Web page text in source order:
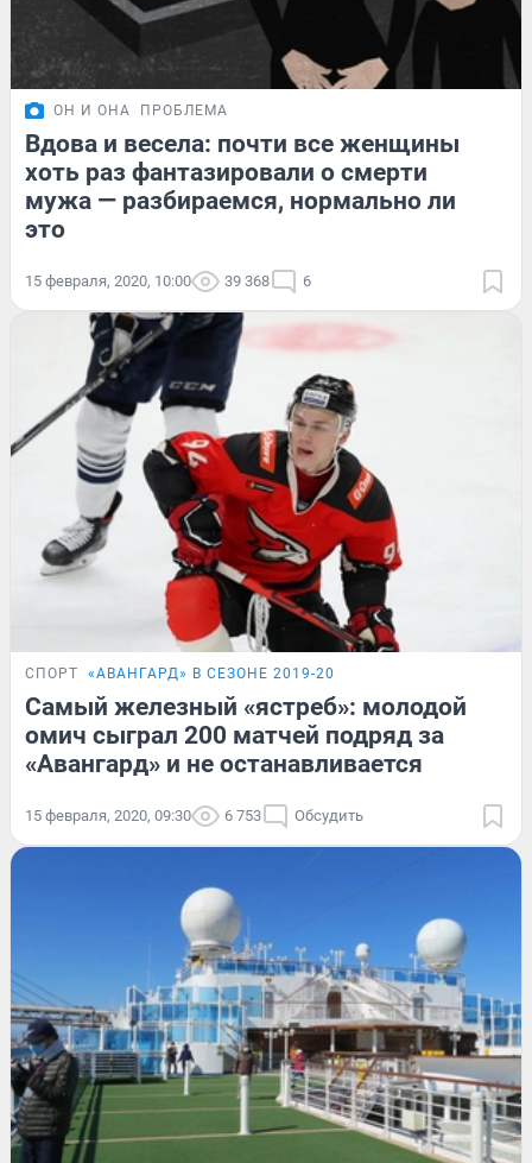
ОН И ОНА ПРОБЛЕМА
Вдова и весела: почти все женщины
хоть раз фантазировали о смерти
мужа — разбираемся, нормально ли
это
15 февраля, 2020, 10:00 39 368 6
СПОРТ «АВАНГАРД» В СЕЗОНЕ 2019-20
Самый железный «ястреб»: молодой
омич сыграл 200 матчей подряд за
«Авангард» и не останавливается
15 февраля, 2020, 09:30 6 753 Обсудить